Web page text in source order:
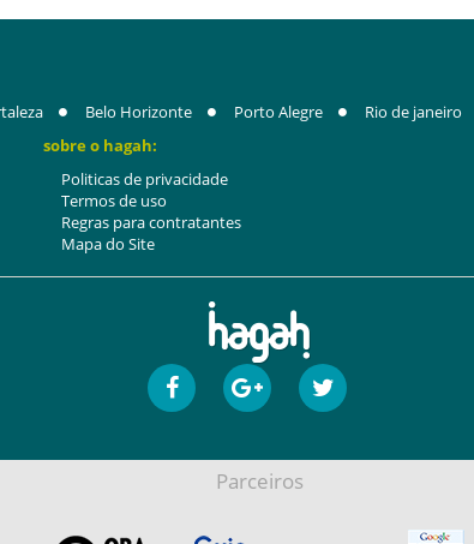
Belo Horizonte Porto Alegre Rio de janeiro
sobre o hagah:
Politicas de privacidade
Termos de uso
Regras para contratantes
Mapa do Site
Parceiros